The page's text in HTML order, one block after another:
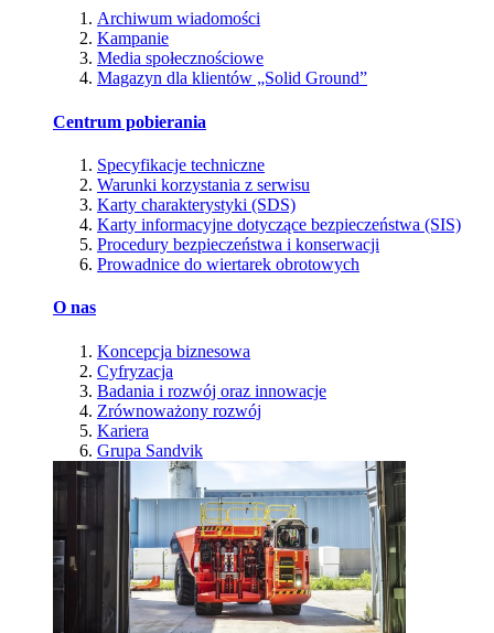
Archiwum wiadomości
Kampanie
Media społecznościowe
Magazyn dla klientów „Solid Ground”
Centrum pobierania
Specyfikacje techniczne
Warunki korzystania z serwisu
Karty charakterystyki (SDS)
Karty informacyjne dotyczące bezpieczeństwa (SIS)
Procedury bezpieczeństwa i konserwacji
Prowadnice do wiertarek obrotowych
O nas
Koncepcja biznesowa
Cyfryzacja
Badania i rozwój oraz innowacje
Zrównoważony rozwój
Kariera
Grupa Sandvik